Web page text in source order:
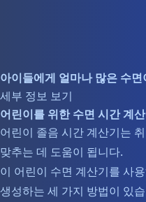
아이들에게 얼마나 많은 수
세부 정보 보기
어린이를 위한 수면 시간 계
어린이 졸음 시간 계산기는
맞추는 데 도움이 됩니다.
이 어린이 수면 계산기를 사
생성하는 세 가지 방법이 있